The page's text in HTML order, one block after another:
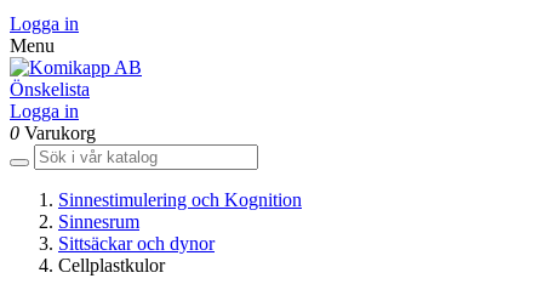
Logga in
Menu
Önskelista
Logga in
0 Varukorg
Sinnestimulering och Kognition
Sinnesrum
Sittsäckar och dynor
Cellplastkulor